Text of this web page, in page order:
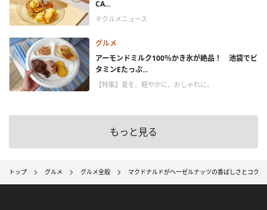
CA...
＃グルメニュース
グルメ
アーモンドミルク100％かき氷が絶品！ 池袋でビ
タミンEたっぷ...
【特集】夏を、軽やかに、おしゃれに。
もっと見る
トップ グルメ グルメ全般 マクドナルドがヘーゼルナッツの香ばしさとコク